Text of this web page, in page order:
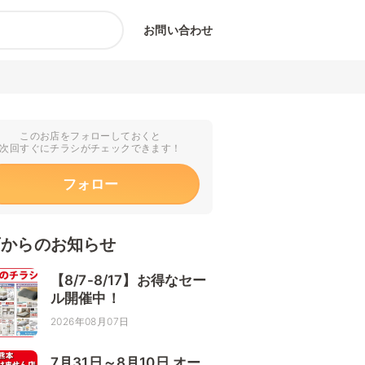
お問い合わせ
このお店をフォローしておくと
次回すぐにチラシがチェックできます！
フォロー
らのお知らせ
【8/7-8/17】お得なセー
ル開催中！
2026年08月07日